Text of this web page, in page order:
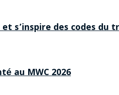
s’inspire des codes du
au MWC 2026